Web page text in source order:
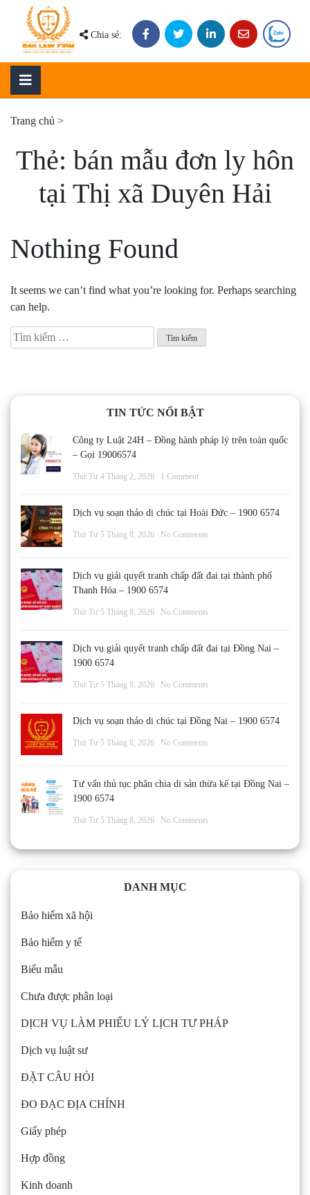
content
Chia sẻ:
Trang chủ >
Thẻ: bán mẫu đơn ly hôn
tại Thị xã Duyên Hải
Nothing Found
It seems we can’t find what you’re looking for. Perhaps searching
can help.
Tìm
kiếm
TIN TỨC NỔI BẬT
Công ty Luật 24H – Đồng hành pháp lý trên toàn quốc
– Gọi 19006574
Thứ Tư 4 Tháng 2, 2026 1 Comment
Dịch vụ soạn thảo di chúc tại Hoài Đức – 1900 6574
Thứ Tư 5 Tháng 8, 2026 No Comments
Dịch vụ giải quyết tranh chấp đất đai tại thành phố
Thanh Hóa – 1900 6574
Thứ Tư 5 Tháng 8, 2026 No Comments
Dịch vụ giải quyết tranh chấp đất đai tại Đồng Nai –
1900 6574
Thứ Tư 5 Tháng 8, 2026 No Comments
Dịch vụ soạn thảo di chúc tại Đồng Nai – 1900 6574
Thứ Tư 5 Tháng 8, 2026 No Comments
Tư vấn thủ tục phân chia di sản thừa kế tại Đồng Nai –
1900 6574
Thứ Tư 5 Tháng 8, 2026 No Comments
DANH MỤC
Bảo hiểm xã hội
Bảo hiểm y tế
Biểu mẫu
Chưa được phân loại
DỊCH VỤ LÀM PHIẾU LÝ LỊCH TƯ PHÁP
Dịch vụ luật sư
ĐẶT CÂU HỎI
ĐO ĐẠC ĐỊA CHÍNH
Giấy phép
Hợp đồng
Kinh doanh